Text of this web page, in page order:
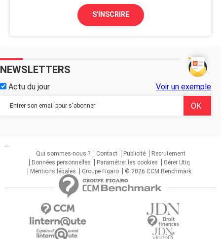
S'INSCRIRE
NEWSLETTERS
Actu du jour Voir un exemple
...
Qui sommes-nous ?
Contact Publicité
Recrutement
Données personnelles
Paramétrer les cookies
Gérer Utiq
Mentions légales
Groupe Figaro © 2026 CCM Benchmark